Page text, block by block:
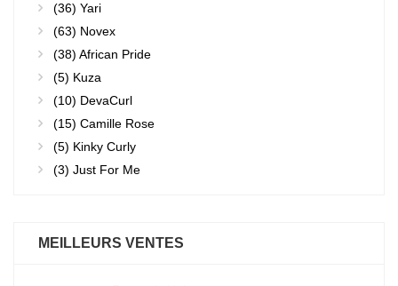
(36) Yari
(63) Novex
(38) African Pride
(5) Kuza
(10) DevaCurl
(15) Camille Rose
(5) Kinky Curly
(3) Just For Me
MEILLEURS VENTES